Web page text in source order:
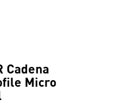
Cadena
Micro